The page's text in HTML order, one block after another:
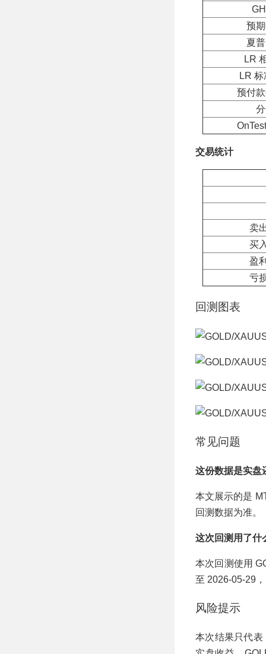
预
夏
LR
LR
预付
交易统计
卖
买
盈
亏
回测图表
常见问题
这份数据是实盘
本文展示的是
回测数据为准。
这次回测用了什
本次回测使用
至 2026-05-29
风险提示
本次结果只代表